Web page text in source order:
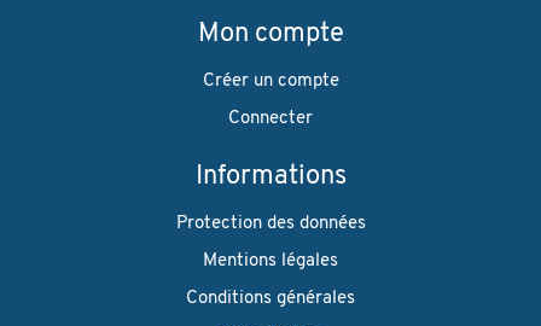
Mon compte
Créer un compte
Connecter
Informations
Protection des données
Mentions légales
Conditions générales